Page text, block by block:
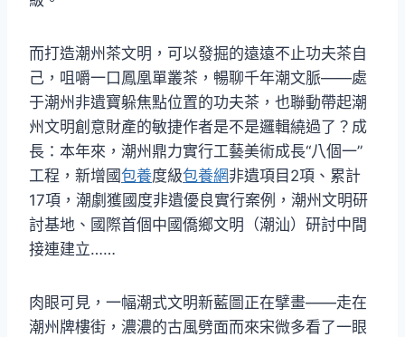
而打造潮州茶文明，可以發掘的遠遠不止功夫茶自
己，咀嚼一口鳳凰單叢茶，暢聊千年潮文脈——處
于潮州非遺寶躲焦點位置的功夫茶，也聯動帶起潮
州文明創意財產的敏捷作者是不是邏輯繞過了？成
長：本年來，潮州鼎力實行工藝美術成長“八個一”
工程，新增國包養度級包養網非遺項目2項、累計
17項，潮劇獲國度非遺優良實行案例，潮州文明研
討基地、國際首個中國僑鄉文明（潮汕）研討中間
接連建立……
肉眼可見，一幅潮式文明新藍圖正在擘畫——走在
潮州牌樓街，濃濃的古風劈面而來宋微多看了一眼